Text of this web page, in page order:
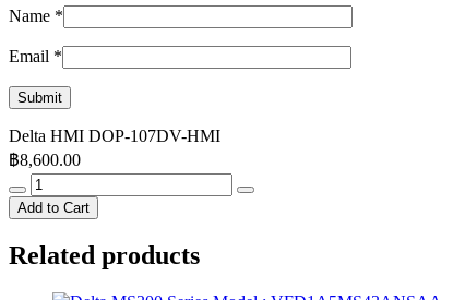
Name *
Email *
Delta HMI DOP-107DV-HMI
฿8,600.00
Delta
HMI
DOP-
HMI
Add to Cart
Related products